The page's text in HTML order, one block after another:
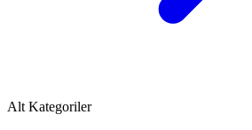
Alt Kategoriler